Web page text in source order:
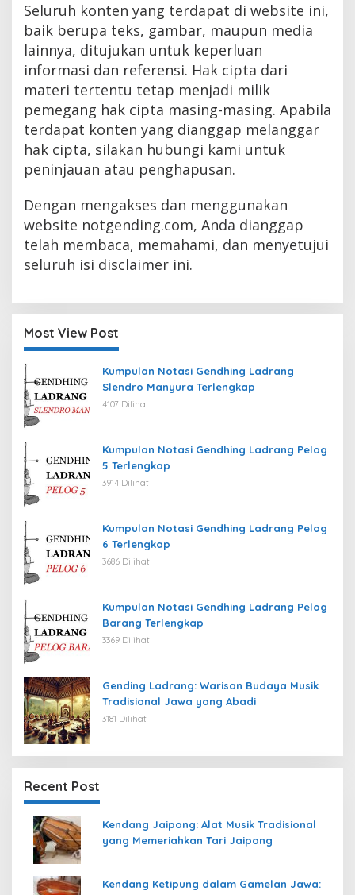
Seluruh konten yang terdapat di website ini,
baik berupa teks, gambar, maupun media
lainnya, ditujukan untuk keperluan
informasi dan referensi. Hak cipta dari
materi tertentu tetap menjadi milik
pemegang hak cipta masing-masing. Apabila
terdapat konten yang dianggap melanggar
hak cipta, silakan hubungi kami untuk
peninjauan atau penghapusan.
Dengan mengakses dan menggunakan
website notgending.com, Anda dianggap
telah membaca, memahami, dan menyetujui
seluruh isi disclaimer ini.
Most View Post
Kumpulan Notasi Gendhing Ladrang
Slendro Manyura Terlengkap
4107 Dilihat
Kumpulan Notasi Gendhing Ladrang Pelog
5 Terlengkap
3914 Dilihat
Kumpulan Notasi Gendhing Ladrang Pelog
6 Terlengkap
3686 Dilihat
Kumpulan Notasi Gendhing Ladrang Pelog
Barang Terlengkap
3369 Dilihat
Gending Ladrang: Warisan Budaya Musik
Tradisional Jawa yang Abadi
3181 Dilihat
Recent Post
Kendang Jaipong: Alat Musik Tradisional
yang Memeriahkan Tari Jaipong
Kendang Ketipung dalam Gamelan Jawa: